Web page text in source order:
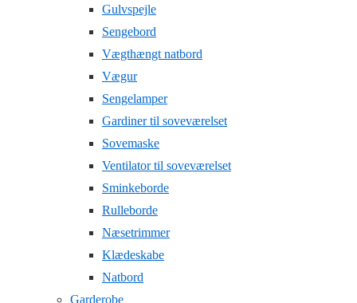
Gulvspejle
Sengebord
Vægthængt natbord
Vægur
Sengelamper
Gardiner til soveværelset
Sovemaske
Ventilator til soveværelset
Sminkeborde
Rulleborde
Næsetrimmer
Klædeskabe
Natbord
Garderobe